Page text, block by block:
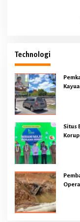
Technologi
Situs